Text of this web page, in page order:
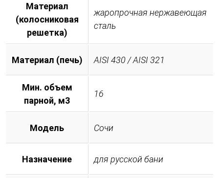
Материал
(колосниковая
решетка)
жаропрочная нержавеющая
сталь
Материал (печь) AISI 430 / AISI 321
Мин. объем
парной, м3
16
Модель Сочи
Назначение для русской бани